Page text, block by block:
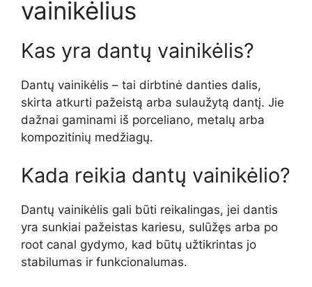
vainikėlius
Kas yra dantų vainikėlis?
Dantų vainikėlis – tai dirbtinė danties dalis,
skirta atkurti pažeistą arba sulaužytą dantį. Jie
dažnai gaminami iš porceliano, metalų arba
kompozitinių medžiagų.
Kada reikia dantų vainikėlio?
Dantų vainikėlis gali būti reikalingas, jei dantis
yra sunkiai pažeistas kariesu, sulūžęs arba po
root canal gydymo, kad būtų užtikrintas jo
stabilumas ir funkcionalumas.